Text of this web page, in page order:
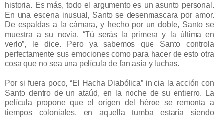
historia. Es más, todo el argumento es un asunto personal.
En una escena inusual, Santo se desenmascara por amor.
De espaldas a la cámara, y hecho por un doble, Santo se
muestra a su novia. “Tú serás la primera y la última en
verlo”, le dice. Pero ya sabemos que Santo controla
perfectamente sus emociones como para hacer de esto otra
cosa que no sea una película de fantasía y luchas.
Por si fuera poco, “El Hacha Diabólica” inicia la acción con
Santo dentro de un ataúd, en la noche de su entierro. La
película propone que el origen del héroe se remonta a
tiempos coloniales, en aquella tumba estaría siendo